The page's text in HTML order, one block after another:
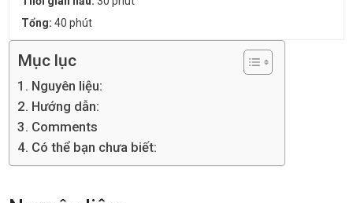
Tổng: 40 phút
Mục lục
Nguyên liệu:
Hướng dẫn:
Comments
Có thể bạn chưa biết: